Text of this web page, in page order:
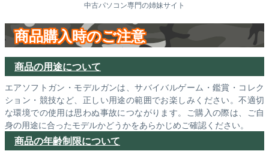
中古パソコン専門の姉妹サイト
商品購入時のご注意
商品の用途について
エアソフトガン・モデルガンは、サバイバルゲーム・鑑賞・コレク
ション・競技など、正しい用途の範囲でお楽しみください。不適切
な環境での使用は思わぬ事故につながります。ご購入の際は、ご自
身の用途に合ったモデルかどうかをあらかじめご確認ください。
商品の年齢制限について